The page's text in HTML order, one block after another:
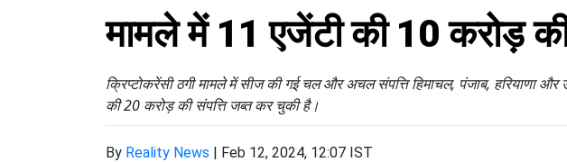
मामले में 11 एजेंटी की 10 करोड़
क्रिप्टोकरेंसी ठगी मामले में सीज की गई चल और अचल संपत्ति हिमाचल, पंजाब, हरियाणा
की 20 करोड़ की संपत्ति जब्त कर चुकी है।
By Reality News | Feb 12, 2024, 12:07 IST